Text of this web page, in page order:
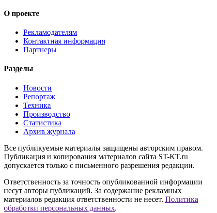
О проекте
Рекламодателям
Контактная информация
Партнеры
Разделы
Новости
Репортаж
Техника
Производство
Статистика
Архив журнала
Все публикуемые материалы защищены авторским правом.
Публикация и копирования материалов сайта ST-KT.ru
допускается только с письменного разрешения редакции.
Ответственность за точность опубликованной информации
несут авторы публикаций. За содержание рекламных
материалов редакция ответственности не несет. Политика
обработки персональных данных.